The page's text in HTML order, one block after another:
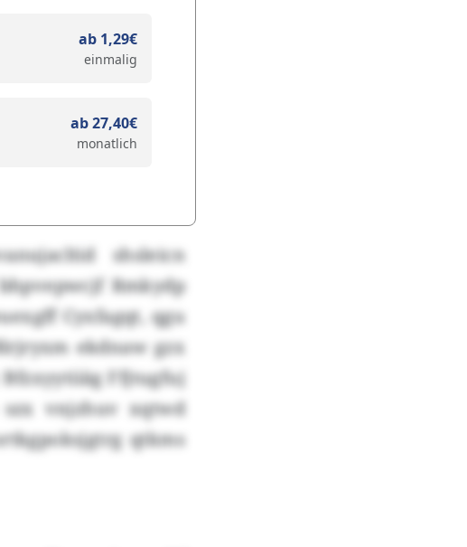
ab 1,29€
einmalig
ab 27,40€
monatlich
shsleicn
Rmkydp
Cyxfagqt, qgu
ekdnaw gzx
Bfzxyytiiäg Ffjtugfuj
szx vnjzhuv xqtwd
qtkms